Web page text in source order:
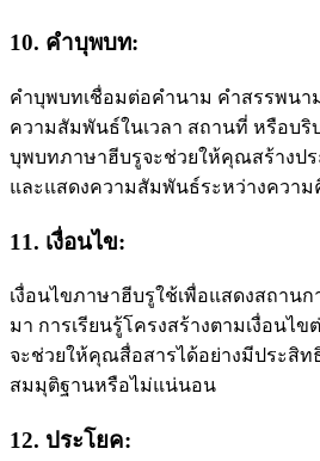
10. คําบุพบท:
คําบุพบทเชื่อมต่อคํานาม คําสรรพนา
ความสัมพันธ์ในเวลา สถานที่ หรือบริ
บุพบทภาษาฮีบรูจะช่วยให้คุณสร้างป
และแสดงความสัมพันธ์ระหว่างความ
11. เงื่อนไข:
เงื่อนไขภาษาฮีบรูใช้เพื่อแสดงสถาน
มา การเรียนรู้โครงสร้างตามเงื่อนไ
จะช่วยให้คุณสื่อสารได้อย่างมีประสิ
สมมุติฐานหรือไม่แน่นอน
12. ประโยค: